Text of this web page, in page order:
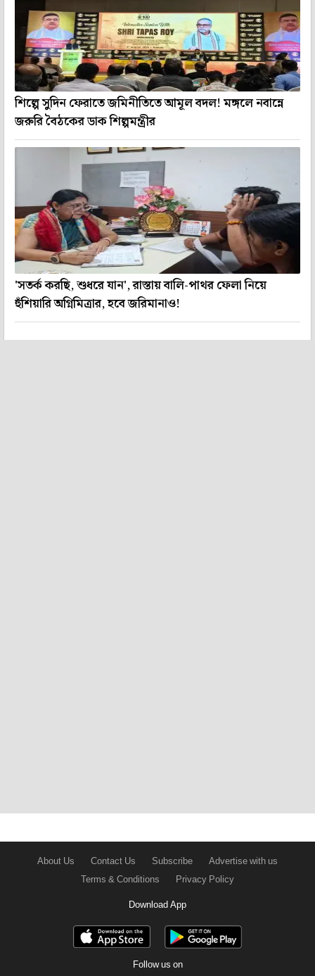
শিল্পে সুদিন ফেরাতে জমিনীতিতে আমূল বদল! মঙ্গলে নবান্নে
জরুরি বৈঠকের ডাক শিল্পমন্ত্রীর
'সতর্ক করছি, শুধরে যান', রাস্তায় বালি-পাথর ফেলা নিয়ে
হুঁশিয়ারি অগ্নিমিত্রার, হবে জরিমানাও!
About Us Contact Us Subscribe
Advertise with us
Terms & Conditions
Privacy Policy
Download App
Follow us on